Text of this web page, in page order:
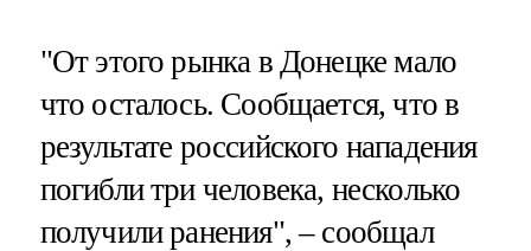
"От этого рынка в Донецке мало
что осталось. Сообщается, что в
результате российского нападения
погибли три человека, несколько
получили ранения", – сообщал